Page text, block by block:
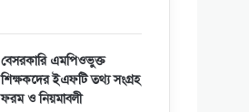
বেসরকারি এমপিওভুক্ত
শিক্ষকদের ইএফটি তথ্য সংগ্রহ
ফরম ও নিয়মাবলী